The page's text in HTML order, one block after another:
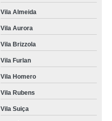
Vila Almeida
Vila Aurora
Vila Brizzola
Vila Furlan
Vila Homero
Vila Rubens
Vila Suiça